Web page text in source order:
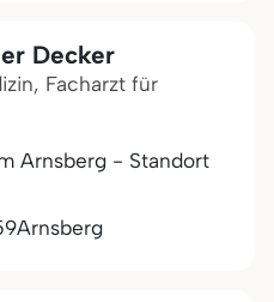
Decker
Facharzt für
Arnsberg - Standort
Arnsberg